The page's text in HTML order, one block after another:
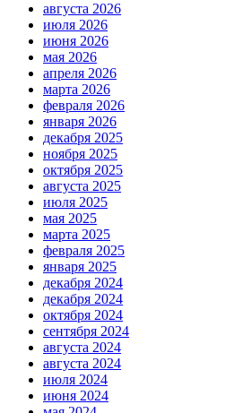
августа 2026
июля 2026
июня 2026
мая 2026
апреля 2026
марта 2026
февраля 2026
января 2026
декабря 2025
ноября 2025
октября 2025
августа 2025
июля 2025
мая 2025
марта 2025
февраля 2025
января 2025
декабря 2024
декабря 2024
октября 2024
сентября 2024
августа 2024
августа 2024
июля 2024
июня 2024